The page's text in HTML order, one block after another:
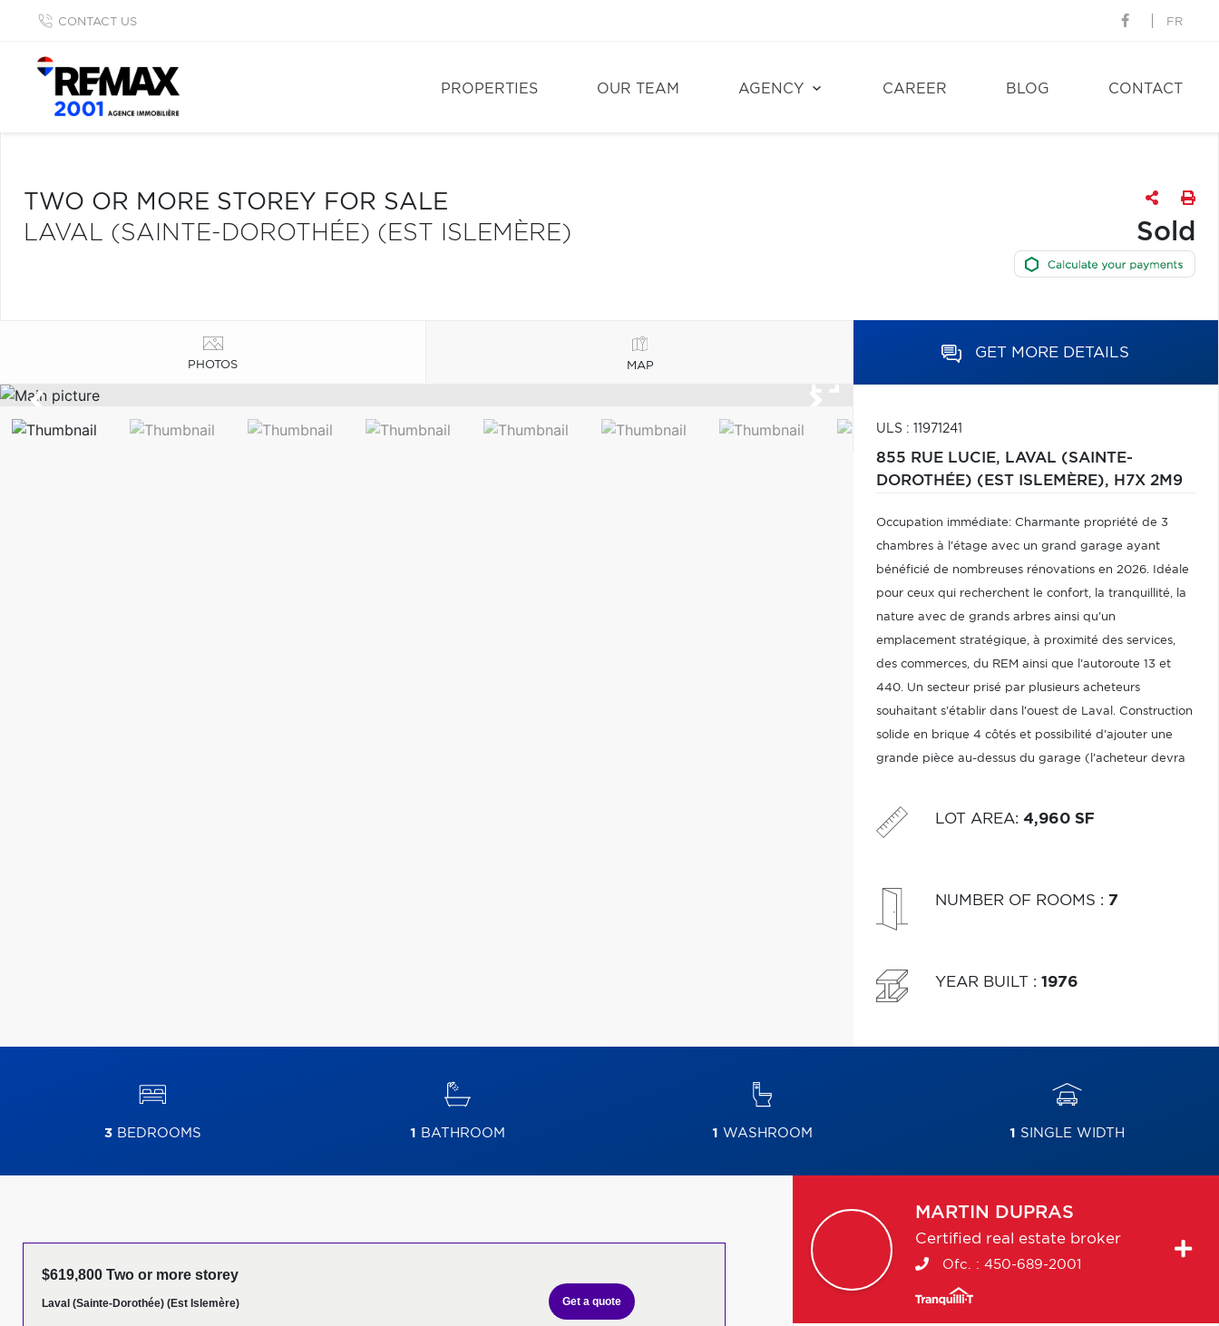
CONTACT US FR
PROPERTIES OUR TEAM AGENCY CAREER BLOG CONTACT
TWO OR MORE STOREY FOR SALE
LAVAL (SAINTE-DOROTHÉE) (EST ISLEMÈRE)
Sold
PHOTOS MAP
GET MORE DETAILS
ULS : 11971241
855 RUE LUCIE, LAVAL (SAINTE-
DOROTHÉE) (EST ISLEMÈRE), H7X 2M9
Occupation immédiate: Charmante propriété de 3
chambres à l'étage avec un grand garage ayant
bénéficié de nombreuses rénovations en 2026. Idéale
pour ceux qui recherchent le confort, la tranquillité, la
nature avec de grands arbres ainsi qu'un
emplacement stratégique, à proximité des services,
des commerces, du REM ainsi que l'autoroute 13 et
440. Un secteur prisé par plusieurs acheteurs
souhaitant s'établir dans l'ouest de Laval. Construction
solide en brique 4 côtés et possibilité d'ajouter une
grande pièce au-dessus du garage (l'acheteur devra
Une visite saura vous charmer.
LOT AREA: 4,960 SF
NUMBER OF ROOMS : 7
YEAR BUILT : 1976
3BEDROOMS 1 BATHROOM 1 WASHROOM 1 SINGLE WIDTH
$619,800 Two or more storey
Laval (Sainte-Dorothée) (Est Islemère) Get a quote
MARTIN DUPRAS
Certified real estate broker
Ofc. : 450-689-2001